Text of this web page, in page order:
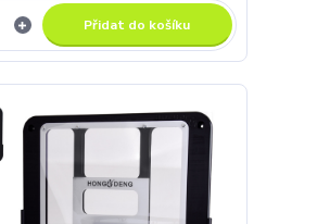
Přidat do košíku